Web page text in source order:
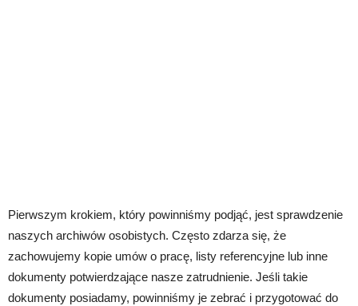
Pierwszym krokiem, który powinniśmy podjąć, jest sprawdzenie
naszych archiwów osobistych. Często zdarza się, że
zachowujemy kopie umów o pracę, listy referencyjne lub inne
dokumenty potwierdzające nasze zatrudnienie. Jeśli takie
dokumenty posiadamy, powinniśmy je zebrać i przygotować do